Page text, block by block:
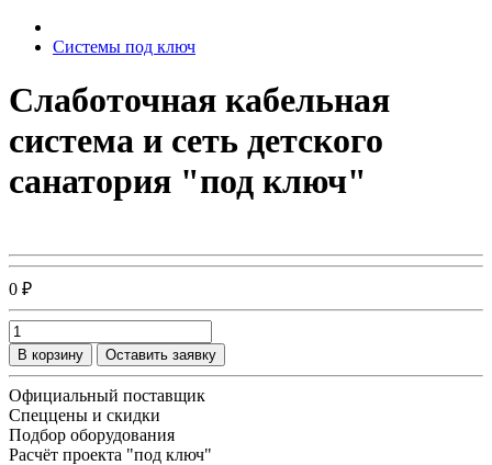
Системы под ключ
Слаботочная кабельная
система и сеть детского
санатория "под ключ"
0 ₽
В корзину Оставить заявку
Официальный поставщик
Спеццены и скидки
Подбор оборудования
Расчёт проекта "под ключ"